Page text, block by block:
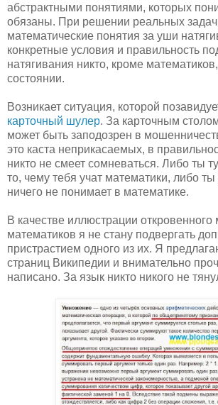
абстрактными понятиями, которых
обязаны. При решении реальных задач
математические понятия за уши
конкретные условия и правильность
натягивания никто, кроме
состоянии.
Возникает ситуация, которой
карточный шулер. За карточным
может быть заподозрен в
это каста неприкасаемых, в
никто не смеет сомневаться. Либо ты
то, чему тебя учат математики, либо
ничего не понимает в математике.
В качестве иллюстрации
математиков я не стану подвергать
пристрастием одного из их. Я
страниц Википедии и внимательно
написано. За язык никто никого не